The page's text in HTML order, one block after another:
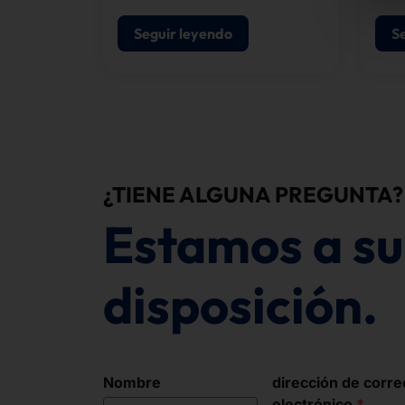
basamos en la infraestructura
de inteligencia artificial de
Seguir leyendo
¿TIENE ALGUNA PREGUNTA?
Estamos a su
disposición.
Nombre
dirección de